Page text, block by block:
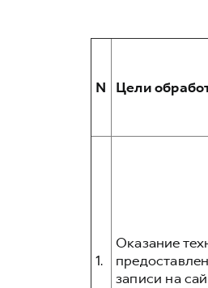
N Цели
1.
Оказание
записи на